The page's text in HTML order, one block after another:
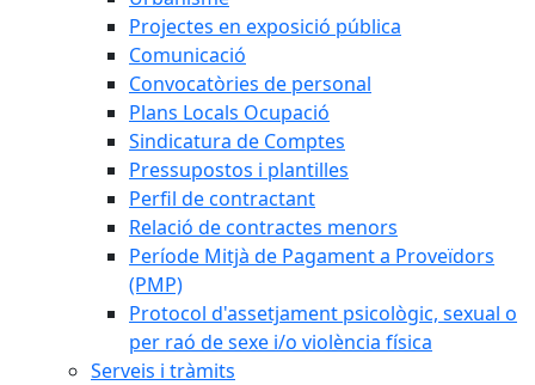
Projectes en exposició pública
Comunicació
Convocatòries de personal
Plans Locals Ocupació
Sindicatura de Comptes
Pressupostos i plantilles
Perfil de contractant
Relació de contractes menors
Període Mitjà de Pagament a Proveïdors
(PMP)
Protocol d'assetjament psicològic, sexual o
per raó de sexe i/o violència física
Serveis i tràmits